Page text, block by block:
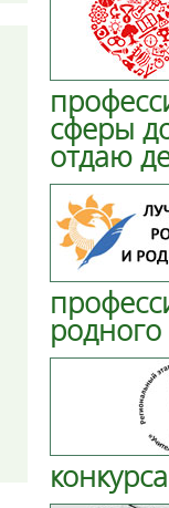
сферы
отдаю